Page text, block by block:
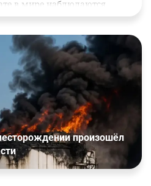
в мире наблюдаются
выпадают кислотные
нагрузки тянут
температурных
источников.
относятся:
и воды;
мусора;
экосистемы;
и океанов;
слоя.
произошёл